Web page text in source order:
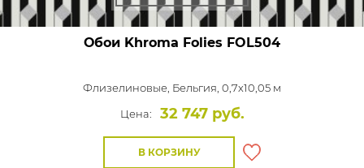
Обои Khroma Folies FOL504
Флизелиновые, Бельгия, 0,7x10,05 м
Цена:
32 747 руб.
В КОРЗИНУ